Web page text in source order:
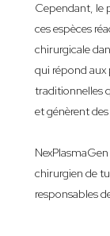
Cependant, le
ces espèces
chirurgicale
qui répond aux
traditionnelles
et génèrent
chirurgien de
responsables